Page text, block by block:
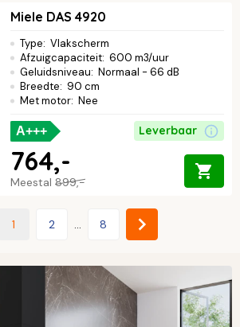
Miele DAS 4920
Type: Vlakscherm
Afzuigcapaciteit: 600 m3/uur
Geluidsniveau: Normaal - 66 dB
Breedte: 90 cm
Met motor: Nee
A+++ Leverbaar
Meestal 899,-
764,-
1 2 8